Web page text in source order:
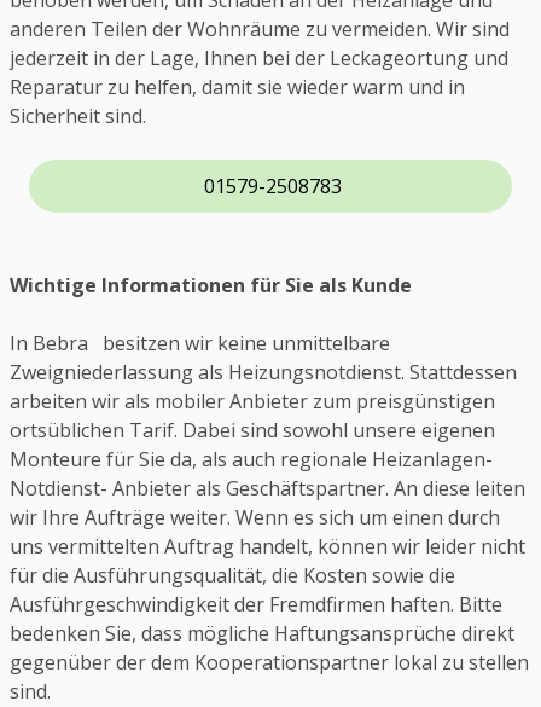
anderen Teilen der Wohnräume zu vermeiden. Wir sind
jederzeit in der Lage, Ihnen bei der Leckageortung und
Reparatur zu helfen, damit sie wieder warm und in
Sicherheit sind.
01579-2508783
Wichtige Informationen für Sie als Kunde
In Bebra besitzen wir keine unmittelbare
Zweigniederlassung als Heizungsnotdienst. Stattdessen
arbeiten wir als mobiler Anbieter zum preisgünstigen
ortsüblichen Tarif. Dabei sind sowohl unsere eigenen
Monteure für Sie da, als auch regionale Heizanlagen-
Notdienst- Anbieter als Geschäftspartner. An diese leiten
wir Ihre Aufträge weiter. Wenn es sich um einen durch
uns vermittelten Auftrag handelt, können wir leider nicht
für die Ausführungsqualität, die Kosten sowie die
Ausführgeschwindigkeit der Fremdfirmen haften. Bitte
bedenken Sie, dass mögliche Haftungsansprüche direkt
gegenüber der dem Kooperationspartner lokal zu stellen
sind.